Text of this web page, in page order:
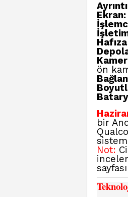
Ekran:
ön
bir
Not: